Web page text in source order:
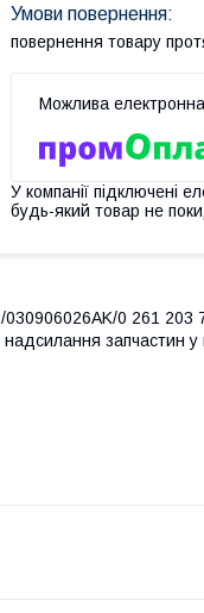
повернення товару
У компанії підключені
будь-який товар не
0 261 203
запчастин у